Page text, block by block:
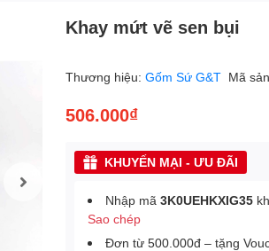
Khay mứt vẽ sen bụi
Thương hiệu:Gốm Sứ G&T Mã
506.000₫
KHUYẾN MẠI - ƯU ĐÃI
Nhập mã3K0UEHKXIG35
Sao chép
Đơn từ 500.000đ – tặng